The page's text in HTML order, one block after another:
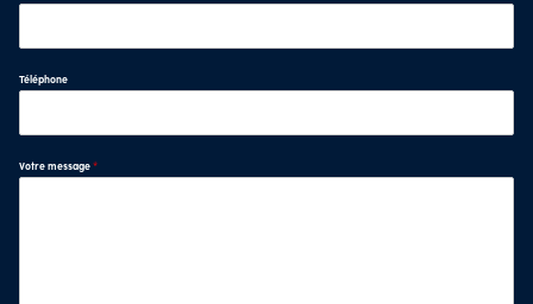
Téléphone
Votre message*